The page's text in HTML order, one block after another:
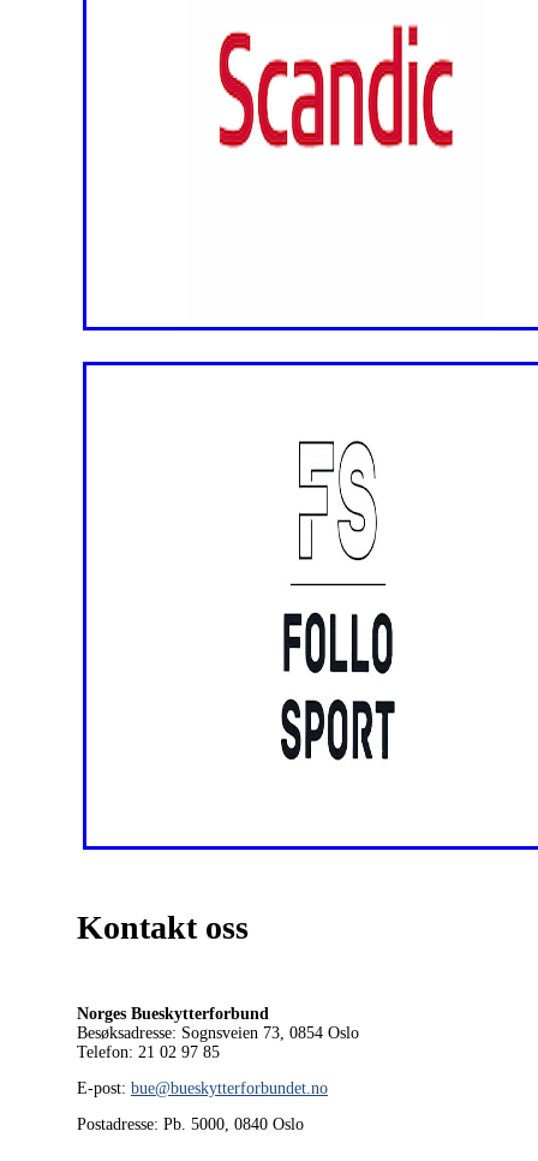
Kontakt oss
Norges Bueskytterforbund
Besøksadresse: Sognsveien 73, 0854 Oslo
Telefon: 21 02 97 85
E-post: bue@bueskytterforbundet.no
Postadresse: Pb. 5000, 0840 Oslo